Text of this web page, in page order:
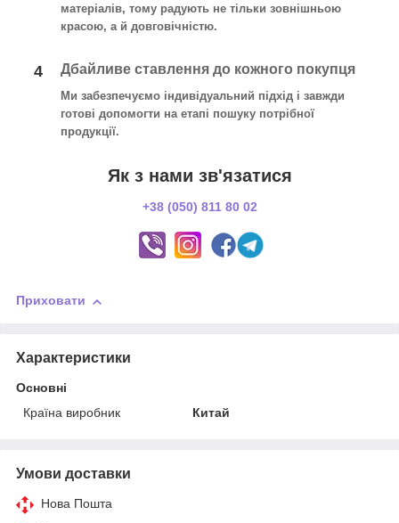
матеріалів, тому радують не тільки зовнішньою
красою, а й довговічністю.
4 Дбайливе ставлення до кожного покупця
Ми забезпечуємо індивідуальний підхід і завжди
готові допомогти на етапі пошуку потрібної
продукції.
Як з нами зв'язатися
+38 (050) 811 80 02
Приховати
Характеристики
Основні
Країна виробник
Китай
Умови доставки
Нова Пошта